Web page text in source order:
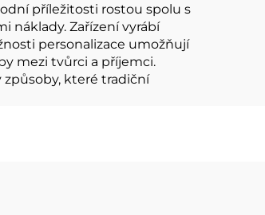
příležitosti rostou spolu s
náklady. Zařízení vyrábí
personalizace umožňují
mezi tvůrci a příjemci.
které tradiční